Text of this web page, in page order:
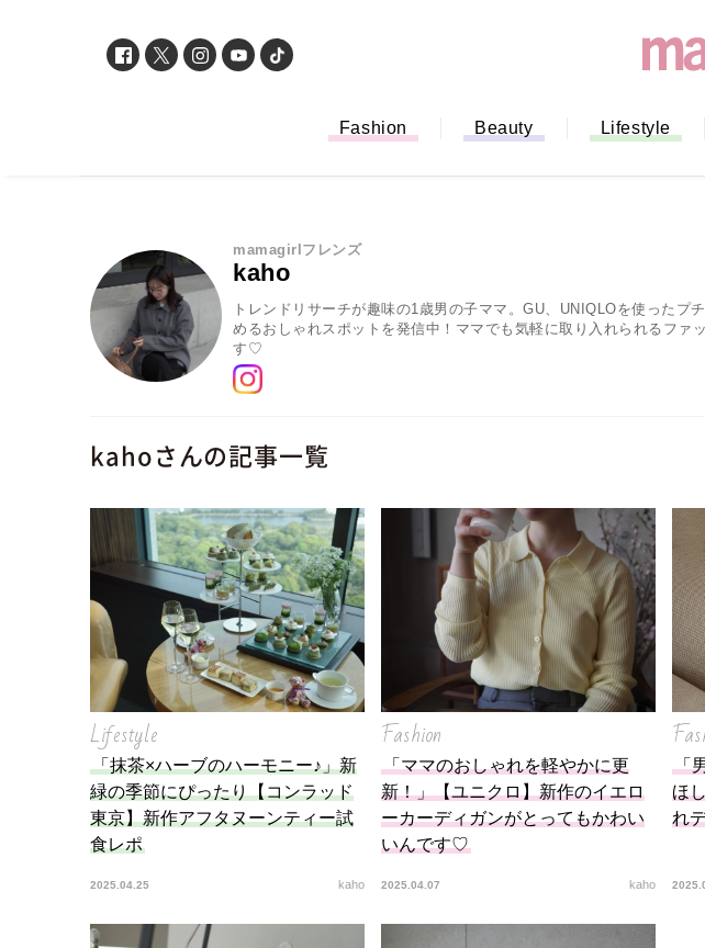
Fashion Beauty Lifestyle
mamagirlフレンズ
kaho
トレンドリサーチが趣味の1歳男の子ママ。GU、UNIQLOを使ったプ
めるおしゃれスポットを発信中！ママでも気軽に取り入れられるファ
す♡
kahoさんの記事一覧
Lifestyle
「抹茶×ハーブのハーモニー♪」新
緑の季節にぴったり【コンラッド
東京】新作アフタヌーンティー試
食レポ
2025.04.25 kaho
Fashion
「ママのおしゃれを軽やかに更
新！」【ユニクロ】新作のイエロ
ーカーディガンがとってもかわい
いんです♡
2025.04.07 kaho
「
ほ
れ